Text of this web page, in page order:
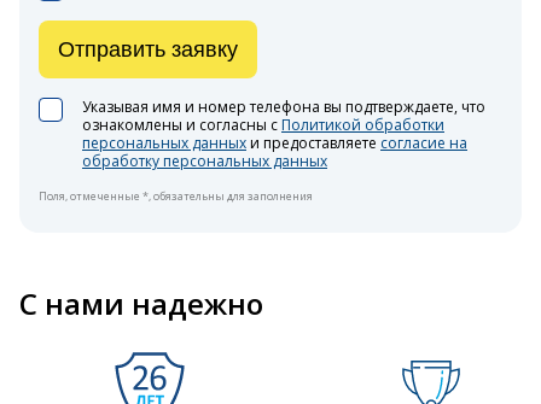
Указывая имя и номер телефона вы подтверждаете, что
ознакомлены и согласны с Политикой обработки
персональных данныхи предоставляете согласие на
обработку персональных данных
Отправить заявку
Поля, отмеченные *, обязательны для заполнения
С нами надежно